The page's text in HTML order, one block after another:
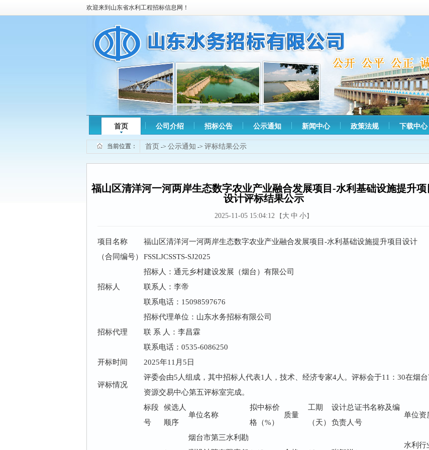
欢迎来到山东省水利工程招标信息网！
首页 公司介绍 招标公告 公示通知 新闻中心 政策法规 下载中心
当前位置： 首页 -> 公示通知 -> 评标结果公示
福山区清洋河一河两岸生态数字农业产业融合发展项目-水利基础设施提升项
设计评标结果公示
2025-11-05 15:04:12 【 大 中 小】
项目名称
（合同编号）
福山区清洋河一河两岸生态数字农业产业融合发展项目-水利基础设施提升项目设计
FSSLJCSSTS-SJ2025
招标人
招标人：通元乡村建设发展（烟台）有限公司
联系人：李帝
联系电话：15098597676
招标代理
招标代理单位：山东水务招标有限公司
联 系 人：李昌霖
联系电话：0535-6086250
开标时间
2025年11月5日
评标情况
评委会由5人组成，其中招标人代表1人，技术、经济专家4人。评标会于11：30在烟
资源交易中心第五评标室完成。
标段
号
候选人
顺序
单位名称
拟中标价
格（%）
质量
工期
（天）
设计总
负责人
证书名称及编
号
单位资
烟台市第三水利勘
水利行